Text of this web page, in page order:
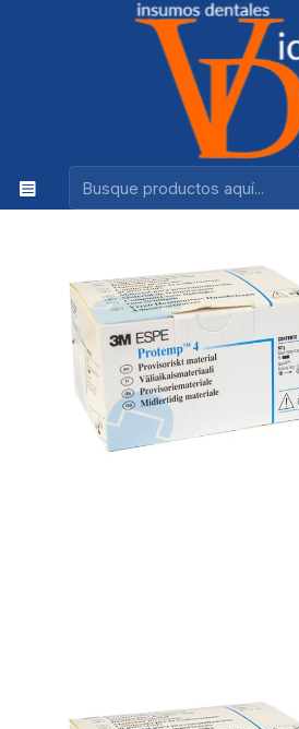
Ventas
OPERATORIA Y ESTETICA